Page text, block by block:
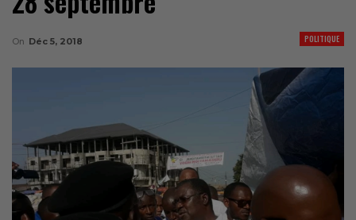
POLITIQUE
On Déc 5, 2018